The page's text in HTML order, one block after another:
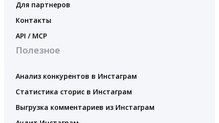
Для партнеров
Контакты
API / MCP
Полезное
Анализ конкурентов в Инстаграм
Статистика сторис в Инстаграм
Выгрузка комментариев из Инстаграм